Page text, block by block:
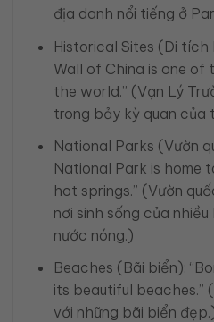
địa danh nổi tiếng ở
Historical Sites (Di tích
Wall of China is one of
the world.” (Vạn Lý
trong bảy kỳ quan của
National Parks (Vườn
National Park is home
hot springs.” (Vườn
nơi sinh sống của
nước nóng.)
Beaches (Bãi biển):
its beautiful beaches.”
với những bãi biển